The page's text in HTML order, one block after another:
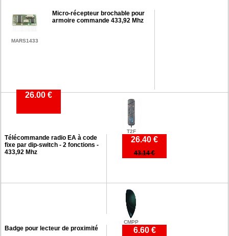
MARS1433
Micro-récepteur brochable pour
armoire commande 433,92 Mhz
26.00 €
T2F
Télécommande radio EA à code
fixe par dip-switch - 2 fonctions -
433,92 Mhz
26.40 €
43.14 €
CMPP
Badge pour lecteur de proximité 6.60 €